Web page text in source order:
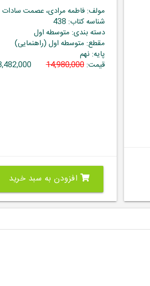
مولف: فاطمه مرادی، عصمت سادات
شناسه کتاب: 438
دسته بندی: متوسطه اول
مقطع: متوسطه اول (راهنمایی)
پایه: نهم
قیمت:14,980,000
13,482,000
افزودن به سبد خرید